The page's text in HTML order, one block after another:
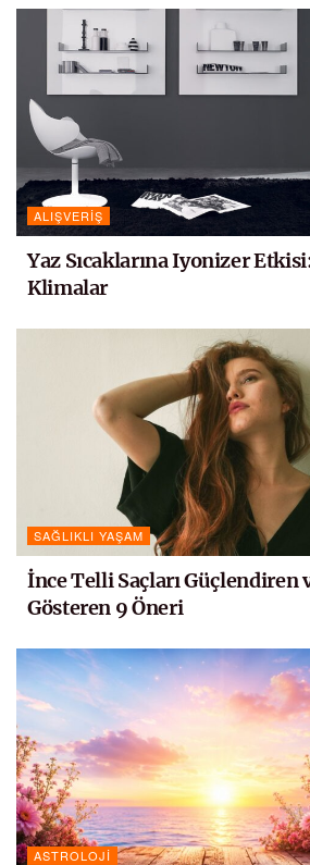
ALIŞVERIŞ
Yaz Sıcaklarına Iyonizer
Klimalar
SAĞLIKLI YAŞAM
İnce Telli Saçları Güçlendiren
Gösteren 9 Öneri
ASTROLOJI